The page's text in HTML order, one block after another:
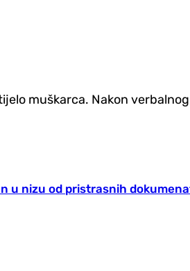
muškarca. Nakon
u nizu od pristrasnih